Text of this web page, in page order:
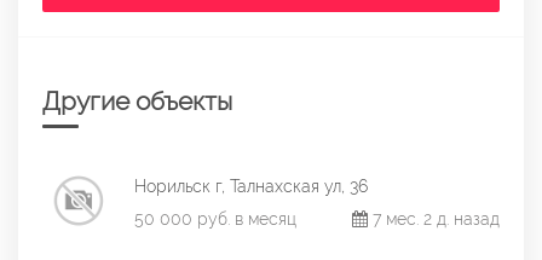
Другие объекты
Норильск г, Талнахская ул, 36
50 000 руб. в месяц
7 мес. 2 д. назад